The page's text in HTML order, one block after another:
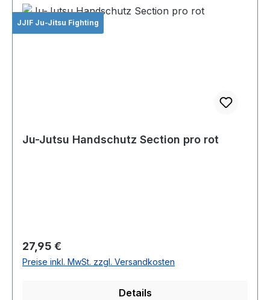
JJIF Ju-Jitsu Fighting
Ju-Jutsu Handschutz Section pro rot
Regulärer Preis:
27,95 €
Preise inkl. MwSt. zzgl. Versandkosten
Details